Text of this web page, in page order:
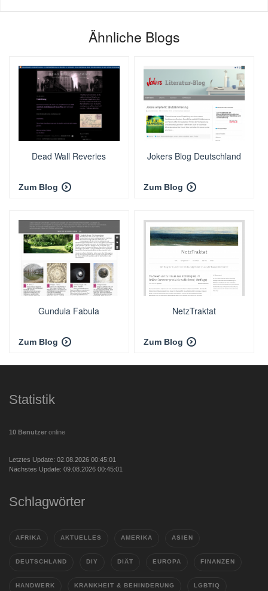
Ähnliche Blogs
Dead Wall Reveries
Zum Blog
Jokers Blog Deutschland
Zum Blog
Gundula Fabula
Zum Blog
NetzTraktat
Zum Blog
Statistik
10 Benutzer online
Letztes Update: 02.08.2026 00:45:01
Nächstes Update: 09.08.2026 00:45:01
Schlagwörter
AFRIKA AKTUELLES AMERIKA ASIEN
DEUTSCHLAND DIY DIÄT EUROPA FINANZEN
HANDWERK KRANKHEIT & BEHINDERUNG LGBTIQ